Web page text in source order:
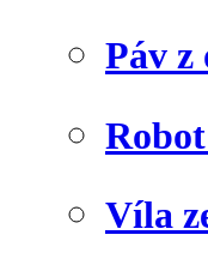
Páv
Víla